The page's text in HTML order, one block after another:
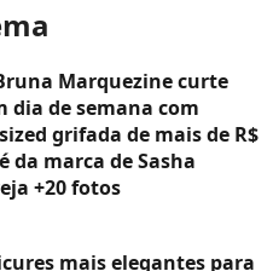
Marquezine curte
dia de semana com
grifada de mais de R$
da marca de Sasha
+20 fotos
mais elegantes para